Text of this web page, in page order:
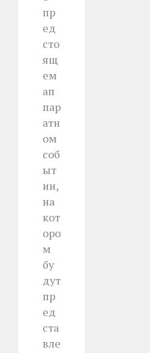
пр
ед
сто
ящ
ем
ап
пар
атн
ом
соб
ыт
ии,
на
кот
оро
м
бу
дут
пр
ед
ста
вле